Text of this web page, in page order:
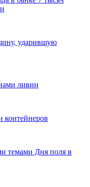
ударившую
ливни
темами Дня поля в